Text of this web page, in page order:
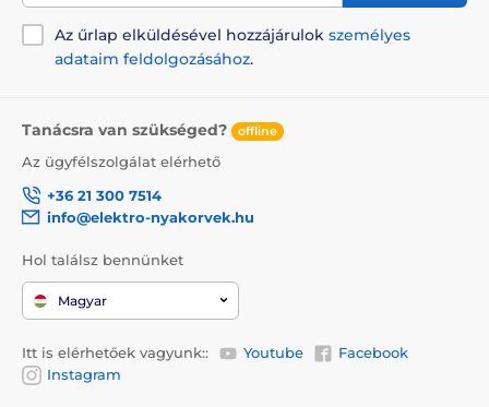
Az űrlap elküldésével hozzájárulok személyes
adataim feldolgozásához.
Tanácsra van szükséged? offline
Az ügyfélszolgálat elérhető
+36 21 300 7514
info@elektro-nyakorvek.hu
Hol találsz bennünket
Magyar
Itt is elérhetőek vagyunk:: Youtube
Facebook
Instagram